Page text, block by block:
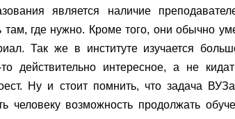
является наличие
где нужно. Кроме того, они обычно
Так же в институте изучается
действительно интересное, а не
Ну и стоит помнить, что задача
человеку возможность продолжать